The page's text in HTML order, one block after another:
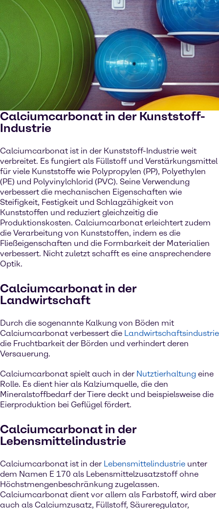
Calciumcarbonat in der Kunststoff-
Industrie
Calciumcarbonat ist in der Kunststoff-Industrie weit
verbreitet. Es fungiert als Füllstoff und Verstärkungsmittel
für viele Kunststoffe wie Polypropylen (PP), Polyethylen
(PE) und Polyvinylchlorid (PVC). Seine Verwendung
verbessert die mechanischen Eigenschaften wie
Steifigkeit, Festigkeit und Schlagzähigkeit von
Kunststoffen und reduziert gleichzeitig die
Produktionskosten. Calciumcarbonat erleichtert zudem
die Verarbeitung von Kunststoffen, indem es die
Fließeigenschaften und die Formbarkeit der Materialien
verbessert. Nicht zuletzt schafft es eine ansprechendere
Optik.
Calciumcarbonat in der
Landwirtschaft
Durch die sogenannte Kalkung von Böden mit
Calciumcarbonat verbessert die Landwirtschaftsindustrie
die Fruchtbarkeit der Börden und verhindert deren
Versauerung.
Calciumcarbonat spielt auch in der Nutztierhaltung eine
Rolle. Es dient hier als Kalziumquelle, die den
Mineralstoffbedarf der Tiere deckt und beispielsweise die
Eierproduktion bei Geflügel fördert.
Calciumcarbonat in der
Lebensmittelindustrie
Calciumcarbonat ist in der Lebensmittelindustrie unter
dem Namen E 170 als Lebensmittelzusatzstoff ohne
Höchstmengenbeschränkung zugelassen.
Calciumcarbonat dient vor allem als Farbstoff, wird aber
auch als Calciumzusatz, Füllstoff, Säureregulator,